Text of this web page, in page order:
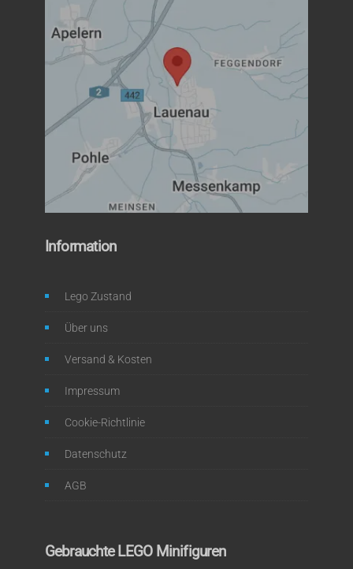
Information
Lego Zustand
Über uns
Versand & Kosten
Impressum
Cookie-Richtlinie
Datenschutz
AGB
Gebrauchte LEGO Minifiguren